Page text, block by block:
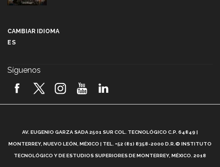
2026! (video)
¿Cómo es el Modelo Educativo Tec? (video)
CAMBIAR IDIOMA
ES
Síguenos
AV. EUGENIO GARZA SADA 2501 SUR COL. TECNOLÓGICO C.P. 64849 |
MONTERREY, NUEVO LEÓN, MÉXICO | TEL. +52 (81) 8358-2000 D.R.© INSTITUTO
TECNOLÓGICO Y DE ESTUDIOS SUPERIORES DE MONTERREY, MÉXICO. 2018